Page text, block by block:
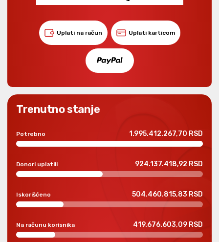
Uplati na račun Uplati karticom
Trenutno stanje
Potrebno 1.995.412.267,70 RSD
Donori uplatili 924.137.418,92 RSD
Iskorišćeno 504.460.815,83 RSD
Na računu korisnika 419.676.603,09 RSD